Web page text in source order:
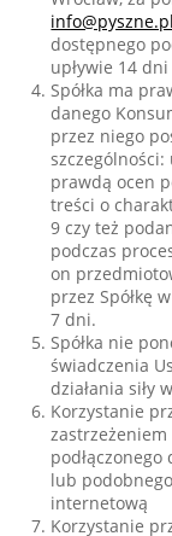
info@pyszne.pl
dostępnego
upływie 14
Spółka ma
danego
przez niego
prawdą ocen
treści o
9 czy też
podczas
on
przez Spółkę
7 dni.
Spółka nie
świadczenia
działania siły
Korzystanie
lub
internetową
Korzystanie